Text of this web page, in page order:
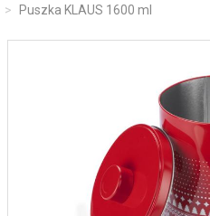
Puszka KLAUS 1600 ml